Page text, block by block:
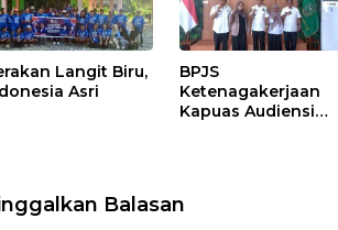
Langit Biru,
Asri
BPJS
Ketenagakerjaan
Kapuas Audiensi
Pekerja Rentan
Balasan